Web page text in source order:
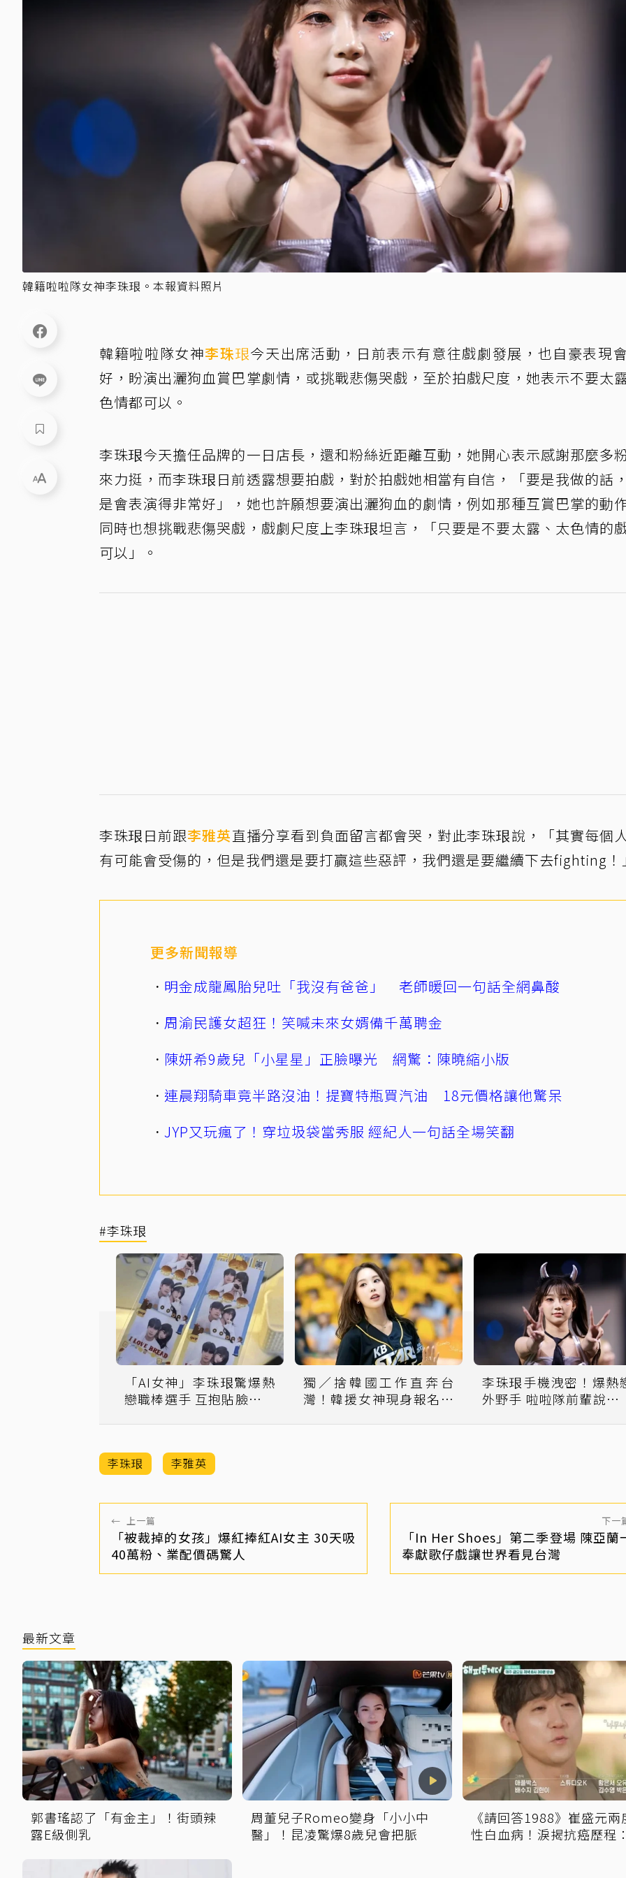
韓籍啦啦隊女神李珠珢。本報資料照片
韓籍啦啦隊女神李珠珢今天出席活動，日前表示有意往戲劇發展，也自豪表現
好，盼演出灑狗血賞巴掌劇情，或挑戰悲傷哭戲，至於拍戲尺度，她表示不要太
色情都可以。
李珠珢今天擔任品牌的一日店長，還和粉絲近距離互動，她開心表示感謝那麼多
來力挺，而李珠珢日前透露想要拍戲，對於拍戲她相當有自信，「要是我做的話
是會表演得非常好」，她也許願想要演出灑狗血的劇情，例如那種互賞巴掌的動
同時也想挑戰悲傷哭戲，戲劇尺度上李珠珢坦言，「只要是不要太露、太色情的
可以」。
李珠珢日前跟李雅英直播分享看到負面留言都會哭，對此李珠珢說，「其實每個
有可能會受傷的，但是我們還是要打贏這些惡評，我們還是要繼續下去fighting！」
更多新聞報導
明金成龍鳳胎兒吐「我沒有爸爸」 老師暖回一句話全網鼻酸
周渝民護女超狂！笑喊未來女婿備千萬聘金
陳妍希9歲兒「小星星」正臉曝光 網驚：陳曉縮小版
連晨翔騎車竟半路沒油！提寶特瓶買汽油 18元價格讓他驚呆
JYP又玩瘋了！穿垃圾袋當秀服 經紀人一句話全場笑翻
#李珠珢
「AI女神」李珠珢驚爆熱
戀職棒選手 互抱貼臉親暱
獨／捨韓國工作直奔台
灣！韓援女神現身報名啦
李珠珢手機洩密！爆熱
外野手 啦啦隊前輩說話了
李珠珢 李雅英
← 上一篇
「被裁掉的女孩」爆紅捧紅AI女主 30天吸
40萬粉、業配價碼驚人
下一
「In Her Shoes」第二季登場 陳亞蘭
奉獻歌仔戲讓世界看見台灣
最新文章
郭書瑤認了「有金主」！街頭辣
露E級側乳
周董兒子Romeo變身「小小中
醫」！昆凌驚爆8歲兒會把脈
《請回答1988》崔盛元兩
性白血病！淚揭抗癌歷程